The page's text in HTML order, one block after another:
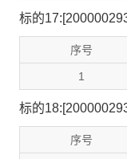
标的
序号
1
标的
序号